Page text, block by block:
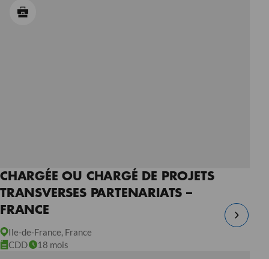
CHARGÉE OU CHARGÉ DE PROJETS
TRANSVERSES PARTENARIATS –
FRANCE
Ile-de-France, France
CDD
18 mois